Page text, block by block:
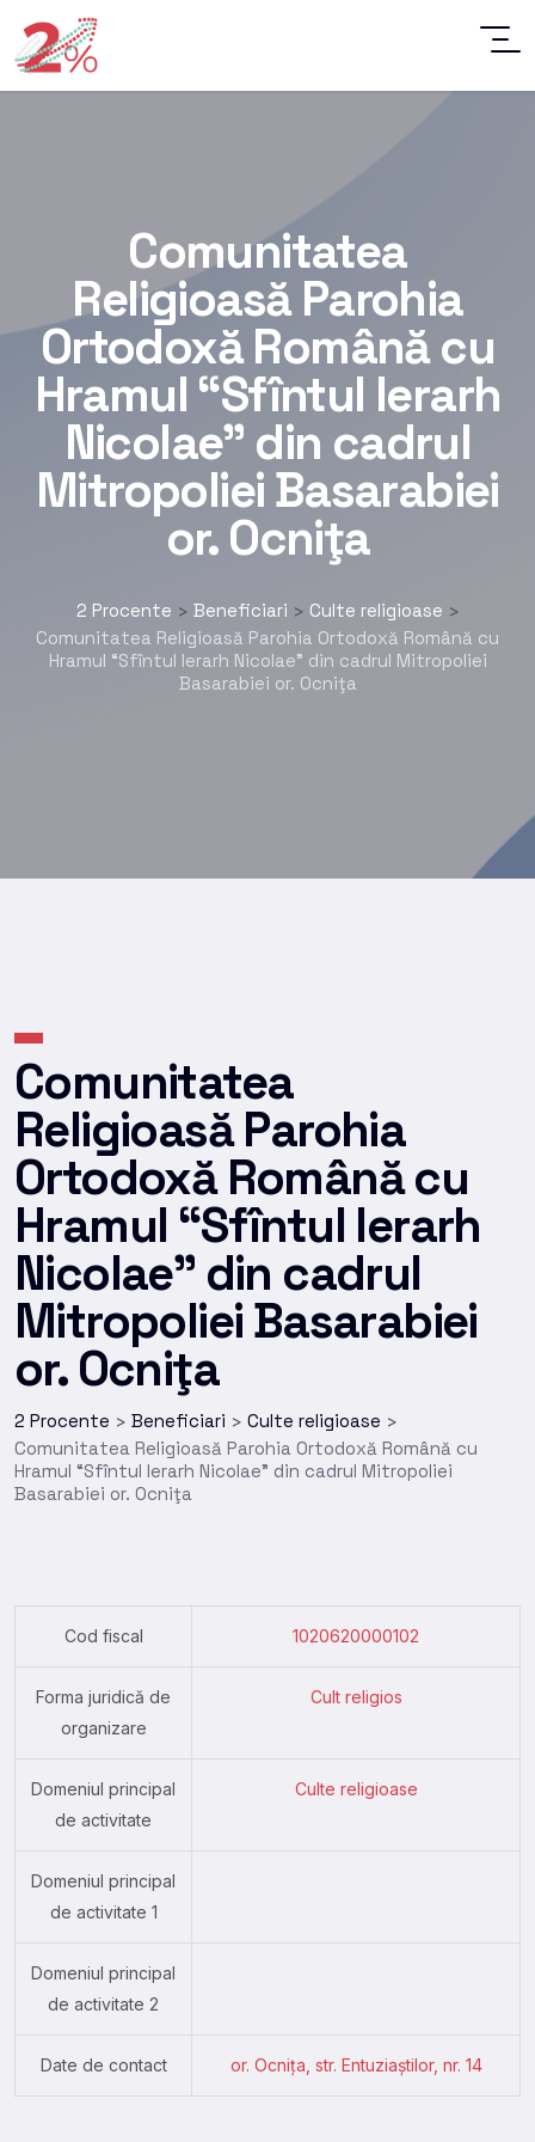
Comunitatea
Religioasă Parohia
Ortodoxă Română cu
Hramul “Sfîntul Ierarh
Nicolae” din cadrul
Mitropoliei Basarabiei
or. Ocniţa
2 Procente > Beneficiari > Culte religioase >
Comunitatea Religioasă Parohia Ortodoxă Română cu
Hramul “Sfîntul Ierarh Nicolae” din cadrul Mitropoliei
Basarabiei or. Ocniţa
Comunitatea
Religioasă Parohia
Ortodoxă Română cu
Hramul “Sfîntul Ierarh
Nicolae” din cadrul
Mitropoliei Basarabiei
or. Ocniţa
2 Procente > Beneficiari > Culte religioase >
Comunitatea Religioasă Parohia Ortodoxă Română cu
Hramul “Sfîntul Ierarh Nicolae” din cadrul Mitropoliei
Basarabiei or. Ocniţa
Cod fiscal 1020620000102
Forma juridică de
organizare
Cult religios
Domeniul principal
de activitate
Culte religioase
Domeniul principal
de activitate 1
Domeniul principal
de activitate 2
Date de contact or. Ocniţa, str. Entuziaştilor, nr. 14